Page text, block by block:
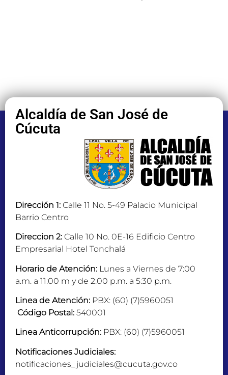
Alcaldía de San José de
Cúcuta
Dirección 1: Calle 11 No. 5-49 Palacio Municipal
Barrio Centro
Direccion 2: Calle 10 No. 0E-16 Edificio Centro
Empresarial Hotel Tonchalá
Horario de Atención: Lunes a Viernes de 7:00
a.m. a 11:00 m y de 2:00 p.m. a 5:30 p.m.
Linea de Atención: PBX: (60) (7)5960051
Código Postal: 540001
Linea Anticorrupción: PBX: (60) (7)5960051
Notificaciones Judiciales:
notificaciones_judiciales@cucuta.gov.co